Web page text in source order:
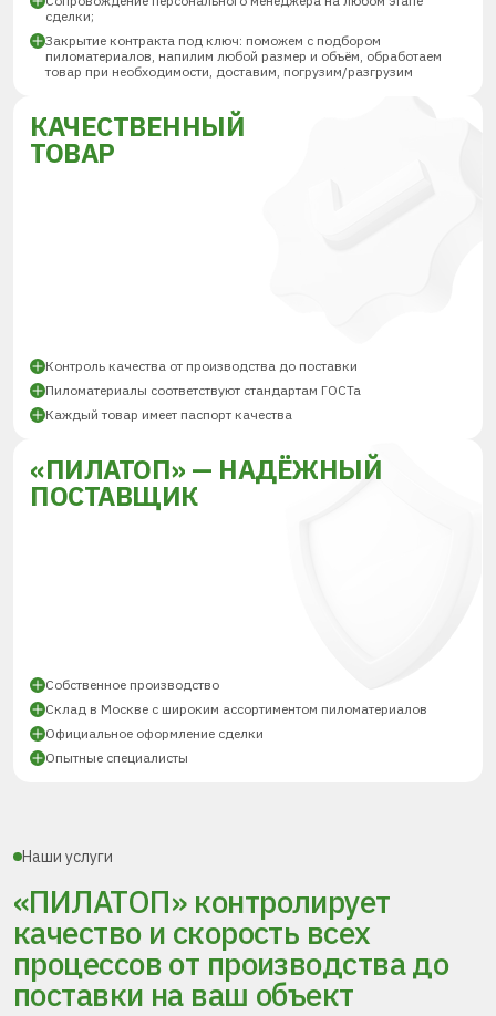
сделки;
Закрытие контракта под ключ: поможем с подбором
пиломатериалов, напилим любой размер и объём, обработаем
товар при необходимости, доставим, погрузим/разгрузим
КАЧЕСТВЕННЫЙ
ТОВАР
Контроль качества от производства до поставки
Пиломатериалы соответствуют стандартам ГОСТа
Каждый товар имеет паспорт качества
«ПИЛАТОП» — НАДЁЖНЫЙ
ПОСТАВЩИК
Собственное производство
Склад в Москве с широким ассортиментом пиломатериалов
Официальное оформление сделки
Опытные специалисты
Наши услуги
«ПИЛАТОП» контролирует
качество и скорость всех
процессовот производства до
поставки на ваш объект